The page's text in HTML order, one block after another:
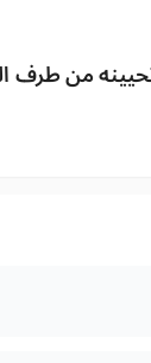
من طرف